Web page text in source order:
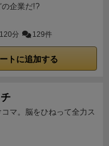
企業だ!?
分 129件
トに追加する
マ。脳をひねって全力ス